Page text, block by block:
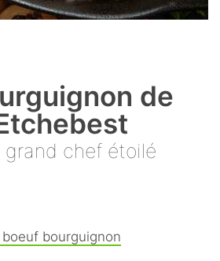
de
chef étoilé
bourguignon